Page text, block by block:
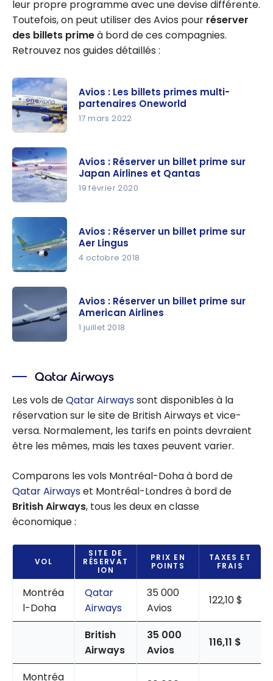
leur propre programme avec une devise différente.
Toutefois, on peut utiliser des Avios pour réserver
des billets primeà bord de ces compagnies.
Retrouvez nos guides détaillés :
billets
primes
multi-
partenaire
s Oneworld
Avios : Les billets primes multi-
partenaires Oneworld
17 mars 2022
Réserver
un billet
prime sur
Japan
Airlines et
Qantas
Avios : Réserver un billet prime sur
Japan Airlines et Qantas
19 février 2020
un billet
prime sur
Aer Lingus
Avios : Réserver un billet prime sur
Aer Lingus
4 octobre 2018
un billet
prime sur
American
Airlines
Avios : Réserver un billet prime sur
American Airlines
1 juillet 2018
Qatar Airways
Les vols deQatar Airwayssont disponibles à la
réservation sur le site de British Airways et vice-
versa. Normalement, les tarifs en points devraient
être les mêmes, mais les taxes peuvent varier.
Comparons les vols Montréal-Doha à bord de
Qatar Airwayset Montréal-Londres à bord de
British Airways, tous les deux en classe
économique :
VOL
SITE DE
RÉSERVAT
ION
PRIX EN
POINTS
TAXES ET
FRAIS
Montréa
l-Doha
Qatar
Airways
35 000
Avios
122,10 $
British
Airways
35 000
Avios
116,11 $
Montréa